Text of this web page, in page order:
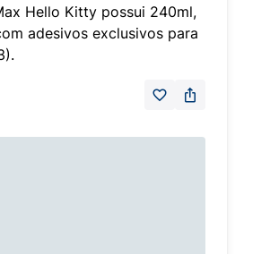
Hello Kitty possui 240ml,
adesivos exclusivos para